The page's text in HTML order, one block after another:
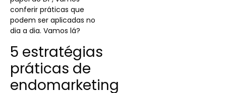
conferir práticas que
podem ser aplicadas no
dia a dia. Vamos lá?
5 estratégias
práticas de
endomarketing